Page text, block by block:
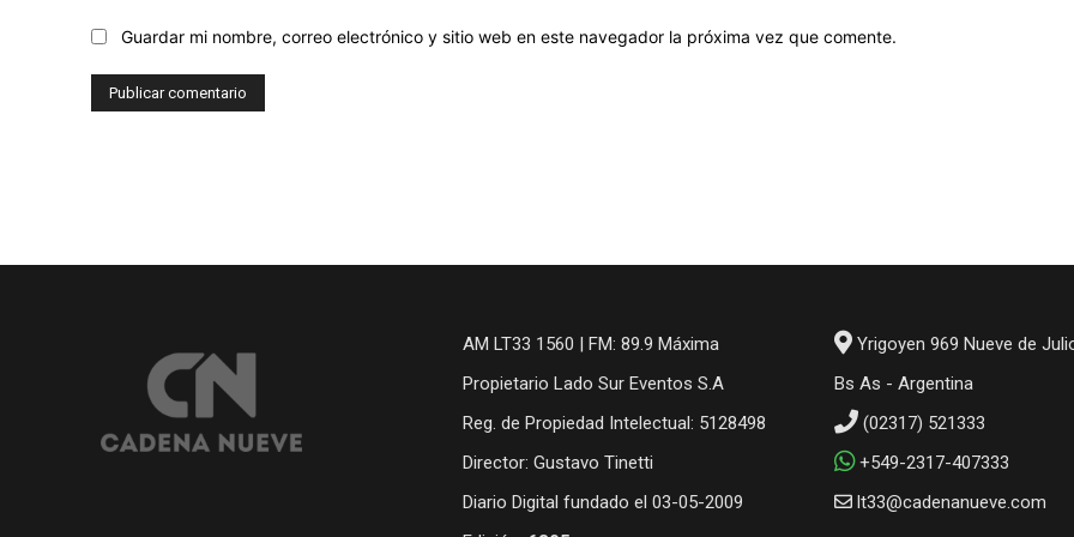
Guardar mi nombre, correo electrónico y sitio web en este navegador la próxima vez que comente.
AM LT33 1560 | FM: 89.9 Máxima
Propietario Lado Sur Eventos S.A
Reg. de Propiedad Intelectual: 5128498
Director: Gustavo Tinetti
Diario Digital fundado el 03-05-2009
Yrigoyen 969 Nueve de
Bs As - Argentina
(02317) 521333
+549-2317-407333
lt33@cadenanueve.com